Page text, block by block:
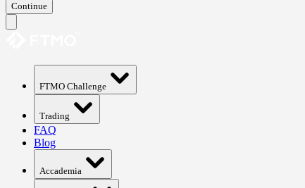
Continue
FTMO Challenge
Trading
FAQ
Blog
Accademia